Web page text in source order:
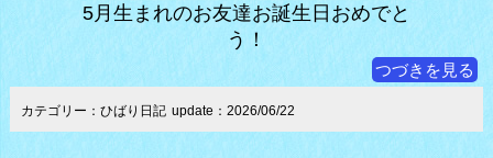
5月生まれのお友達お誕生日おめでと
う！
つづきを見る
カテゴリー：ひばり日記 update：2026/06/22